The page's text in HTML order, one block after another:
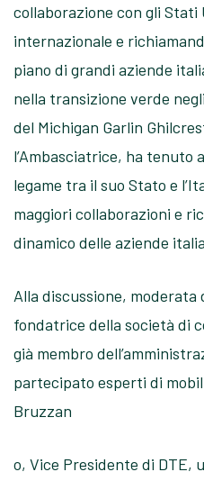
collaborazione con gli Stati
internazionale e
piano di grandi aziende
nella transizione verde
del Michigan Garlin
l’Ambasciatrice, ha tenuto
legame tra il suo Stato e
maggiori collaborazioni e
dinamico delle aziende
Alla discussione, moderata
fondatrice della società di
già membro
partecipato esperti di
Bruzzan
o, Vice Presidente di DTE,